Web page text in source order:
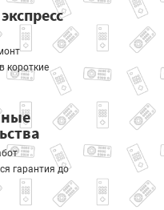
короткие
гарантия до